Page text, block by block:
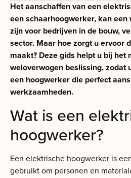
Het aanschaffen van een
een schaarhoogwerker, kan
zijn voor bedrijven in de bouw,
sector. Maar hoe zorgt u ervoor
maakt? Deze gids helpt u bij het
weloverwogen beslissing, zodat
een hoogwerker die perfect
werkzaamheden.
Wat is een
hoogwerker?
Een elektrische hoogwerker is
gebruikt om personen en